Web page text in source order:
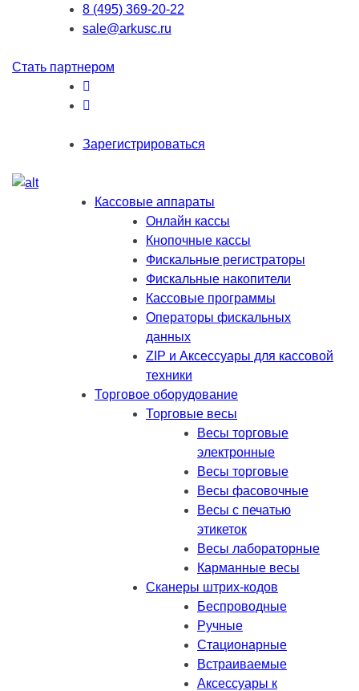
8 (495) 369-20-22
sale@arkusc.ru
Стать партнером
Зарегистрироваться
Кассовые аппараты
Онлайн кассы
Кнопочные кассы
Фискальные регистраторы
Фискальные накопители
Кассовые программы
Операторы фискальных
данных
ZIP и Аксессуары для кассовой
техники
Торговое оборудование
Торговые весы
Весы торговые
электронные
Весы торговые
Весы фасовочные
Весы с печатью
этикеток
Весы лабораторные
Карманные весы
Сканеры штрих-кодов
Беспроводные
Ручные
Стационарные
Встраиваемые
Аксессуары к